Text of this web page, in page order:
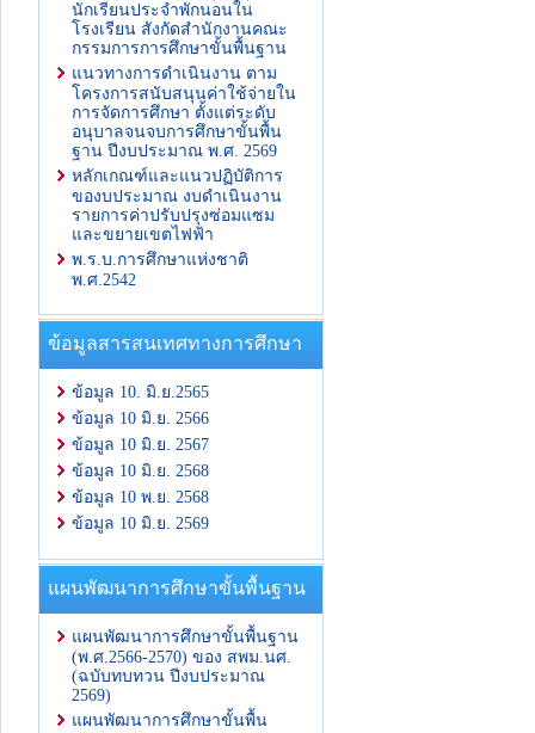
นักเรียนประจำพักนอนใน
โรงเรียน สังกัดสำนักงานคณะ
กรรมการการศึกษาขั้นพื้นฐาน
แนวทางการดำเนินงาน ตาม
โครงการสนับสนุนค่าใช้จ่ายใน
การจัดการศึกษา ตั้งแต่ระดับ
อนุบาลจนจบการศึกษาขั้นพื้น
ฐาน ปีงบประมาณ พ.ศ. 2569
หลักเกณฑ์และแนวปฏิบัติการ
ของบประมาณ งบดำเนินงาน
รายการค่าปรับปรุงซ่อมแซม
และขยายเขตไฟฟ้า
พ.ร.บ.การศึกษาแห่งชาติ
พ.ศ.2542
ข้อมูลสารสนเทศทางการศึกษา
ข้อมูล 10. มิ.ย.2565
ข้อมูล 10 มิ.ย. 2566
ข้อมูล 10 มิ.ย. 2567
ข้อมูล 10 มิ.ย. 2568
ข้อมูล 10 พ.ย. 2568
ข้อมูล 10 มิ.ย. 2569
แผนพัฒนาการศึกษาขั้นพื้นฐาน
แผนพัฒนาการศึกษาขั้นพื้นฐาน
(พ.ศ.2566-2570) ของ สพม.นศ.
(ฉบับทบทวน ปีงบประมาณ
2569)
แผนพัฒนาการศึกษาขั้นพื้น